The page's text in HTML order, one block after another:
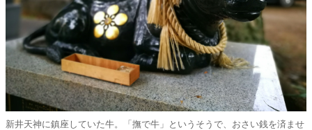
新井天神に鎮座していた牛。「撫で牛」というそうで、おさい銭を済ませ